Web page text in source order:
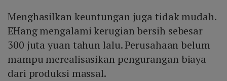
Menghasilkan keuntungan juga tidak mudah.
EHang mengalami kerugian bersih sebesar
300 juta yuan tahun lalu. Perusahaan belum
mampu merealisasikan pengurangan biaya
dari produksi massal.